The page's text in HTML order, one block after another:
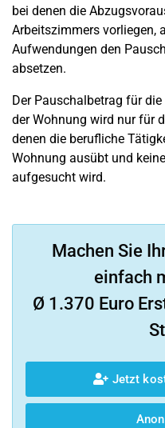
bei denen die
Arbeitszimmers vorliegen,
Aufwendungen den
absetzen.
Der Pauschalbetrag für
der Wohnung wird nur für
denen die berufliche
Wohnung ausübt und
aufgesucht wird.
Machen Sie
einfach
Ø 1.370 Euro
Jetzt